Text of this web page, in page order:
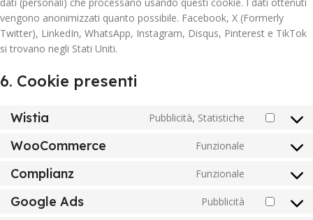
vengono anonimizzati quanto possibile. Facebook, X (Formerly
Twitter), LinkedIn, WhatsApp, Instagram, Disqus, Pinterest e TikTok
si trovano negli Stati Uniti.
6. Cookie presenti
Wistia Pubblicità, Statistiche
WooCommerce Funzionale
Complianz Funzionale
Google Ads Pubblicità